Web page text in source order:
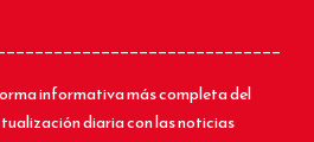
informativa más completa del
diaria con las noticias